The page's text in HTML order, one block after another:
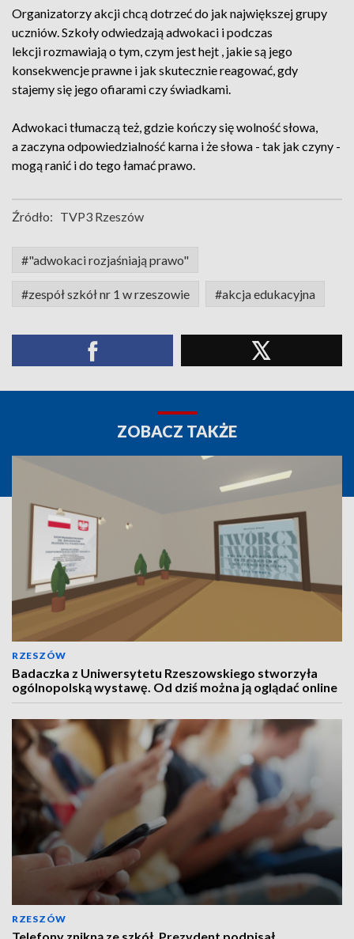
Organizatorzy akcji chcą dotrzeć do jak największej grupy
uczniów. Szkoły odwiedzają adwokaci i podczas
lekcji rozmawiają o tym, czym jest hejt , jakie są jego
konsekwencje prawne i jak skutecznie reagować, gdy
stajemy się jego ofiarami czy świadkami.
Adwokaci tłumaczą też, gdzie kończy się wolność słowa,
a zaczyna odpowiedzialność karna i że słowa - tak jak czyny -
mogą ranić i do tego łamać prawo.
Źródło: TVP3 Rzeszów
#"adwokaci rozjaśniają prawo"
#zespół szkół nr 1 w rzeszowie #akcja edukacyjna
ZOBACZ TAKŻE
RZESZÓW
Badaczka z Uniwersytetu Rzeszowskiego stworzyła
ogólnopolską wystawę. Od dziś można ją oglądać online
RZESZÓW